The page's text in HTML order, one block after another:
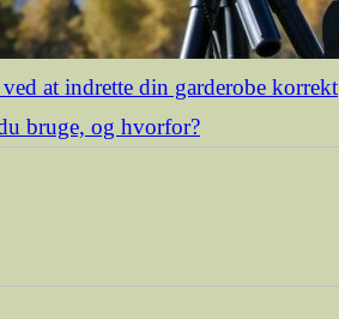
at indrette din garderobe korrekt
bruge, og hvorfor?